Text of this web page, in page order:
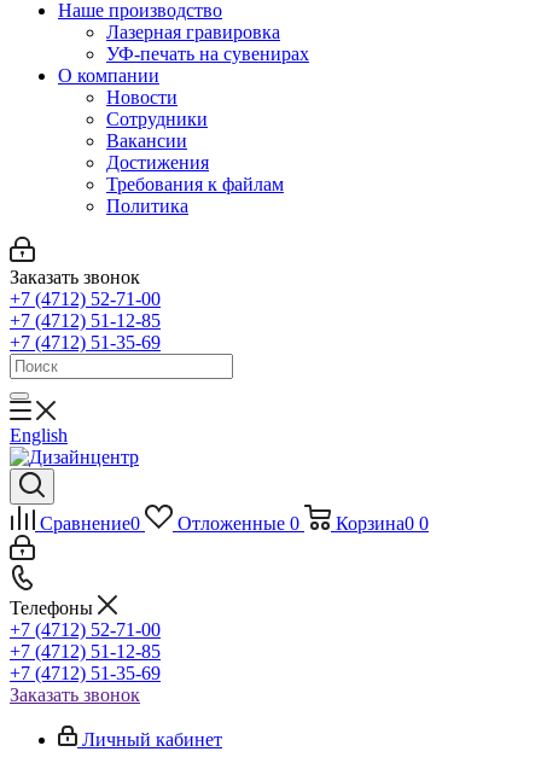
Наше производство
Лазерная гравировка
УФ-печать на сувенирах
О компании
Новости
Сотрудники
Вакансии
Достижения
Требования к файлам
Политика
Заказать звонок
+7 (4712) 52-71-00
+7 (4712) 51-12-85
+7 (4712) 51-35-69
English
Сравнение0 Отложенные 0 Корзина0 0
Телефоны
+7 (4712) 52-71-00
+7 (4712) 51-12-85
+7 (4712) 51-35-69
Заказать звонок
Личный кабинет